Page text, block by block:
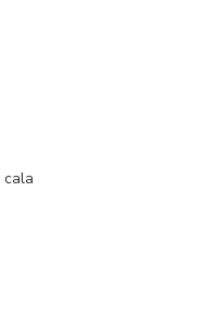
cala